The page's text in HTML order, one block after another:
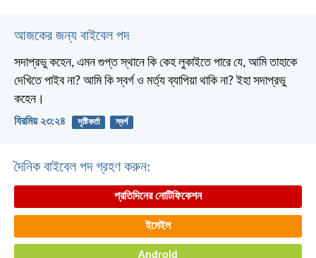
আজকের জন্য বাইবেল পদ
সদাপ্রভু কহেন, এমন গুপ্ত স্থানে কি কেহ লুকাইতে পারে যে, আমি তাহাকে
দেখিতে পাইব না? আমি কি স্বর্গ ও মর্ত্য ব্যাপিয়া থাকি না? ইহা সদাপ্রভু
কহেন।
যিরমিয় ২৩:২৪ সৃষ্টিকর্তা স্বর্গ
দৈনিক বাইবেল পদ গ্রহণ করুন:
প্রতিদিনের নোটিফিকেশন
ইমেইল
Android